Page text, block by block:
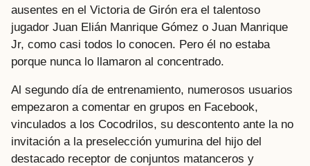
ausentes en el Victoria de Girón era el talentoso
jugador Juan Elián Manrique Gómez o Juan Manrique
Jr, como casi todos lo conocen. Pero él no estaba
porque nunca lo llamaron al concentrado.
Al segundo día de entrenamiento, numerosos usuarios
empezaron a comentar en grupos en Facebook,
vinculados a los Cocodrilos, su descontento ante la no
invitación a la preselección yumurina del hijo del
destacado receptor de conjuntos matanceros y